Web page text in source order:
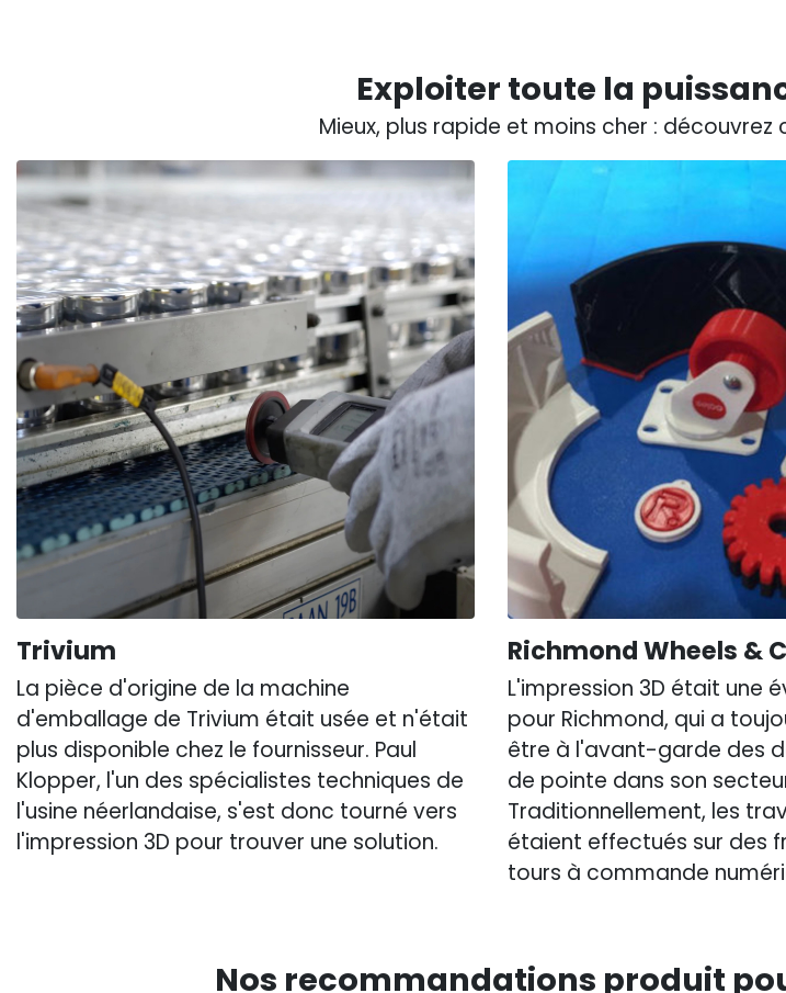
Exploiter toute la
Mieux, plus rapide et moins cher :
Trivium
La pièce d'origine de la machine
d'emballage de Trivium était usée et n'était
plus disponible chez le fournisseur. Paul
Klopper, l'un des spécialistes techniques de
l'usine néerlandaise, s'est donc tourné vers
l'impression 3D pour trouver une solution.
Richmond Wheels &
L'impression 3D était une
pour Richmond, qui a
être à l'avant-garde des
de pointe dans son
Traditionnellement, les
étaient effectués sur des
tours à commande
Nos recommandations produit